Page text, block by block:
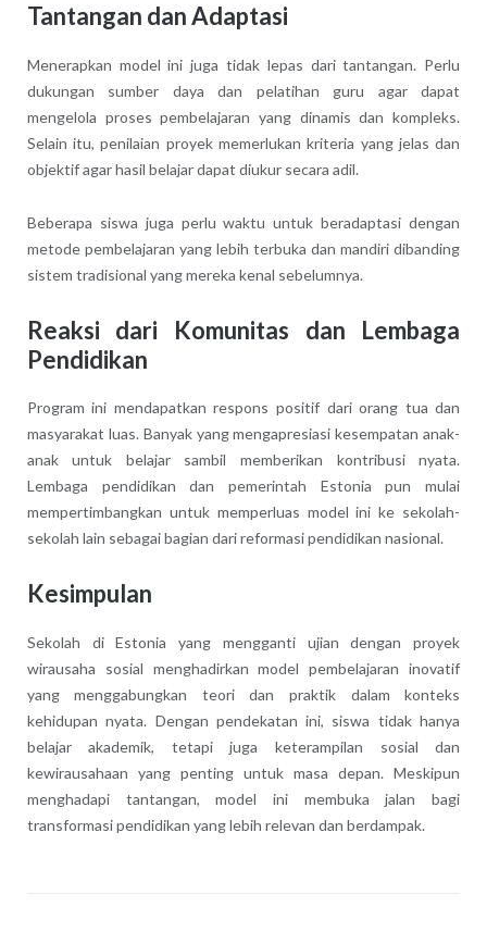
Tantangan dan Adaptasi
Menerapkan model ini juga tidak lepas dari tantangan. Perlu
dukungan sumber daya dan pelatihan guru agar dapat
mengelola proses pembelajaran yang dinamis dan kompleks.
Selain itu, penilaian proyek memerlukan kriteria yang jelas dan
objektif agar hasil belajar dapat diukur secara adil.
Beberapa siswa juga perlu waktu untuk beradaptasi dengan
metode pembelajaran yang lebih terbuka dan mandiri dibanding
sistem tradisional yang mereka kenal sebelumnya.
Reaksi dari Komunitas dan Lembaga
Pendidikan
Program ini mendapatkan respons positif dari orang tua dan
masyarakat luas. Banyak yang mengapresiasi kesempatan anak-
anak untuk belajar sambil memberikan kontribusi nyata.
Lembaga pendidikan dan pemerintah Estonia pun mulai
mempertimbangkan untuk memperluas model ini ke sekolah-
sekolah lain sebagai bagian dari reformasi pendidikan nasional.
Kesimpulan
Sekolah di Estonia yang mengganti ujian dengan proyek
wirausaha sosial menghadirkan model pembelajaran inovatif
yang menggabungkan teori dan praktik dalam konteks
kehidupan nyata. Dengan pendekatan ini, siswa tidak hanya
belajar akademik, tetapi juga keterampilan sosial dan
kewirausahaan yang penting untuk masa depan. Meskipun
menghadapi tantangan, model ini membuka jalan bagi
transformasi pendidikan yang lebih relevan dan berdampak.